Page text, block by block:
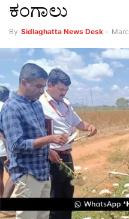
ಕಂಗಾಲು
By Sidlaghatta News Desk -